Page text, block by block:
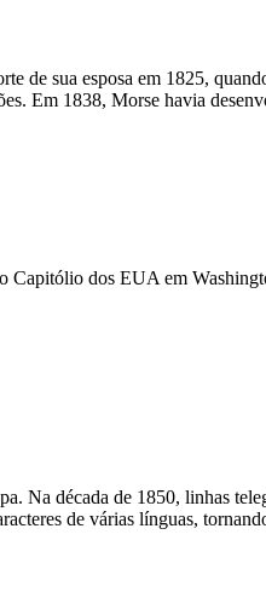
de sua esposa em 1825,
Em 1838, Morse havia
Capitólio dos EUA em
Na década de 1850, linhas
de várias línguas,